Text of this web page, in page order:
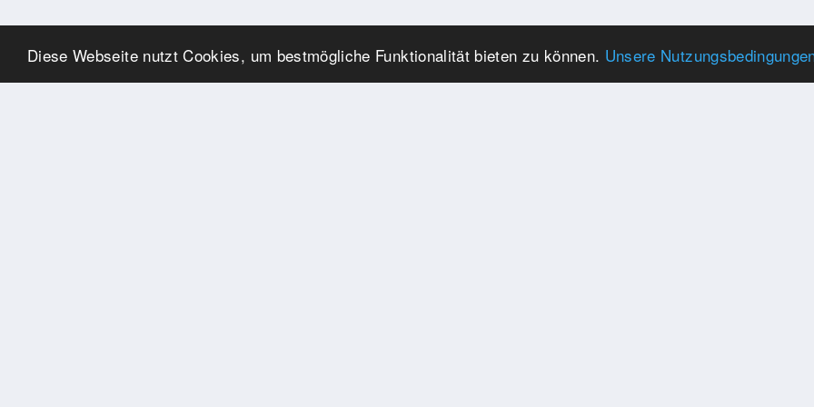
Diese Webseite nutzt Cookies, um bestmögliche Funktionalität bieten zu können. Unsere